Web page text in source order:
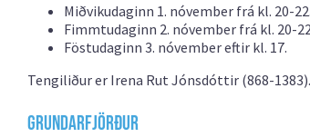
Miðvikudaginn 1. nóvember frá kl. 20-22.
Fimmtudaginn 2. nóvember frá kl. 20-
Föstudaginn 3. nóvember eftir kl. 17.
Tengiliður er Irena Rut Jónsdóttir (868-1383).
Grundarfjörður